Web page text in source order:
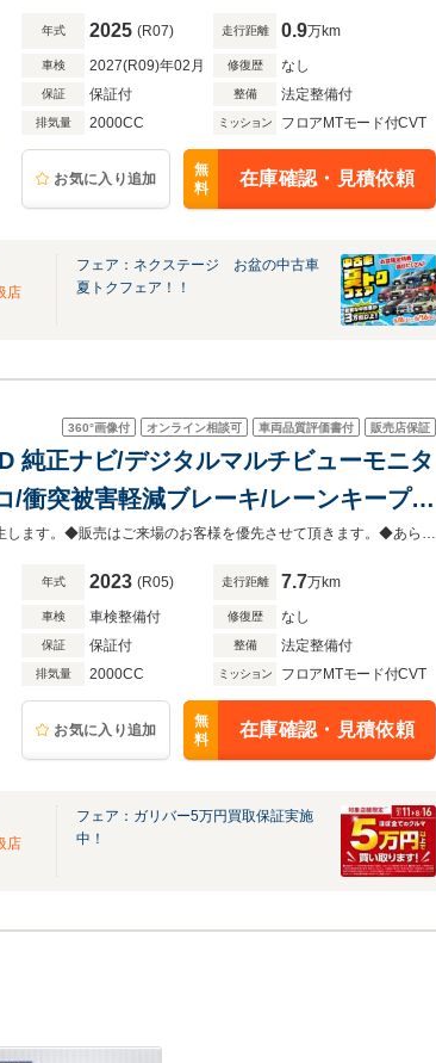
年式 2025 (R07) 走行距離 0.9万km
車検 2027(R09)年02月 修復歴 なし
保証 保証付 整備 法定整備付
排気量 2000CC ミッション フロアMTモード付CVT
お気に入り追加
無
料
在庫確認・見積依頼
店
フェア：ネクステージ お盆の中古車
夏トクフェア！！
360°画像付 オンライン相談可 車両品質評価書付 販売店保証
純正ナビ/デジタルマルチビューモニタ
衝突被害軽減ブレーキ/レーンキープア
/LEDヘッド/フォグランプ/パワーシー
◆当店以外で購入される場合は陸送費用等、別途費用が発生します。◆販売はご来場のお客様を優先させて頂きます。◆あらかじめご確認下さい※販売は一般のお客様に限ります。
年式 2023 (R05) 走行距離 7.7万km
車検 車検整備付 修復歴 なし
保証 保証付 整備 法定整備付
排気量 2000CC ミッション フロアMTモード付CVT
お気に入り追加
無
料
在庫確認・見積依頼
店
フェア：ガリバー5万円買取保証実施
中！